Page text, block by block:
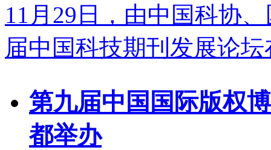
11月29日，由中国科协
届中国科技期刊发展论
第九届中国国际版权
都举办